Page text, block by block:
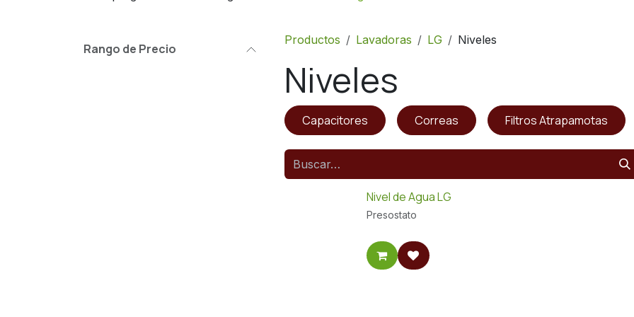
Rango de Precio
Productos Lavadoras LG Niveles
Niveles
Capacitores Correas Filtros Atrapamotas
Nivel de Agua LG
Presostato